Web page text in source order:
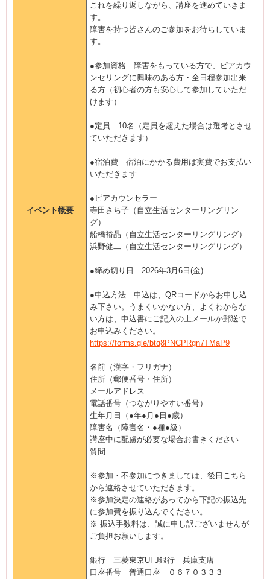
イベント概要
これを繰り返しながら、講座を進めていきま
す。
障害を持つ皆さんのご参加をお待ちしていま
す。
●参加資格 障害をもっている方で、ピアカウ
ンセリングに興味のある方・全日程参加出来
る方（初心者の方も安心して参加していただ
けます）
●定員 10名（定員を超えた場合は選考とさせ
ていただきます）
●宿泊費 宿泊にかかる費用は実費でお支払い
いただきます
●ピアカウンセラー
寺田さち子（自立生活センターリングリン
グ）
船橋裕晶（自立生活センターリングリング）
浜野健二（自立生活センターリングリング）
●締め切り日 2026年3月6日(金)
●申込方法 申込は、QRコードからお申し込
み下さい。うまくいかない方、よくわからな
い方は、申込書にご記入の上メールか郵送で
お申込みください。
https://forms.gle/btq8PNCPRgn7TMaP9
名前（漢字・フリガナ）
住所（郵便番号・住所）
メールアドレス
電話番号（つながりやすい番号）
生年月日（●年●月●日●歳）
障害名（障害名・●種●級）
講座中に配慮が必要な場合お書きください
質問
※参加・不参加につきましては、後日こちら
から連絡させていただきます。
※参加決定の連絡があってから下記の振込先
に参加費を振り込んでください。
※ 振込手数料は、誠に申し訳ございませんが
ご負担お願いします。
銀行 三菱東京UFJ銀行 兵庫支店
口座番号 普通口座 ０６７０３３３